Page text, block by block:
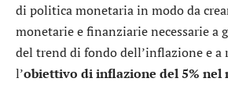
di politica monetaria in modo da
monetarie e finanziarie necessarie a
del trend di fondo dell’inflazione e a
l’obiettivo di inflazione del 5% nel